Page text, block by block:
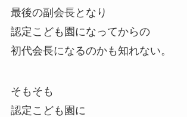
最後の副会長となり
認定こども園になってからの
初代会長になるのかも知れない。
そもそも
認定こども園に